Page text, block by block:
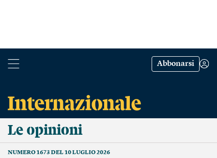
Abbonarsi
Le opinioni
NUMERO 1673 DEL 10 LUGLIO 2026